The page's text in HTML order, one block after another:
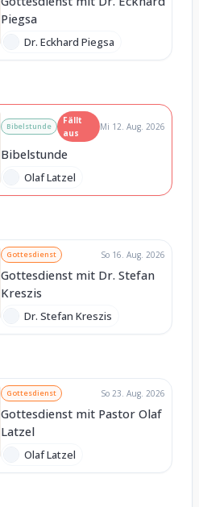
Piegsa
Dr. Eckhard Piegsa
Bibelstunde
Fällt
aus
Mi 12. Aug. 2026
Bibelstunde
Olaf Latzel
Gottesdienst So 16. Aug. 2026
Gottesdienst mit Dr. Stefan
Kreszis
Dr. Stefan Kreszis
Gottesdienst So 23. Aug. 2026
Gottesdienst mit Pastor Olaf
Latzel
Olaf Latzel